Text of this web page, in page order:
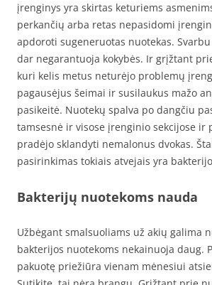
įrenginys yra skirtas keturiems
perkančių arba retas nepasidomi
apdoroti sugeneruotas nuotekas.
dar negarantuoja kokybės. Ir grįžtant
kuri kelis metus neturėjo problemų
pagausėjus šeimai ir susilaukus mažo
pasikeitė. Nuotekų spalva po dangčiu
tamsesnė ir visose įrenginio sekcijose ir
pradėjo sklandyti nemalonus dvokas.
pasirinkimas tokiais atvejais yra
Bakterijų nuotekoms nauda
Užbėgant smalsuoliams už akių galima
bakterijos nuotekoms nekainuoja daug.
pakuotę priežiūra vienam mėnesiui